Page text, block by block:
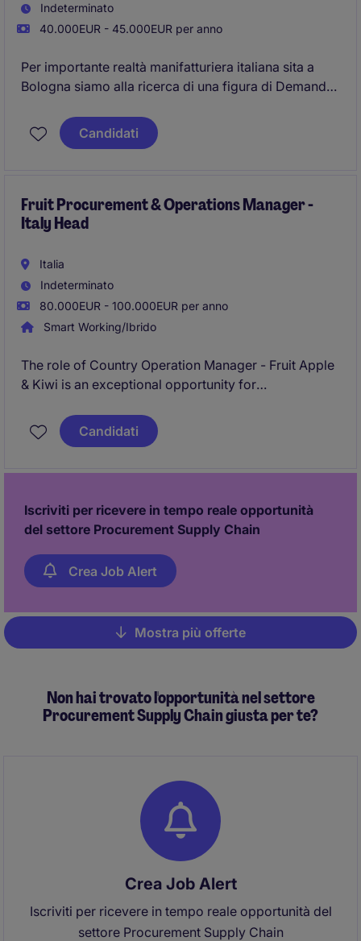
Indeterminato
40.000EUR - 45.000EUR per anno
Per importante realtà manifatturiera italiana sita a
Bologna siamo alla ricerca di una figura di Demand
Candidati
Fruit Procurement & Operations Manager -
Italy Head
Italia
Indeterminato
80.000EUR - 100.000EUR per anno
Smart Working/Ibrido
The role of Country Operation Manager - Fruit Apple
& Kiwi is an exceptional opportunity for
chain within the FMCG industry. This position, based
in Italy, focuses on sourcing, negotiation, and
Candidati
Iscriviti per ricevere in tempo reale opportunità
del settore Procurement Supply Chain
Crea Job Alert
Pagination
Mostra più offerte
Non hai trovato l'opportunità nel settore
Procurement Supply Chain giusta per te?
Crea Job Alert
Iscriviti per ricevere in tempo reale opportunità del
settore Procurement Supply Chain